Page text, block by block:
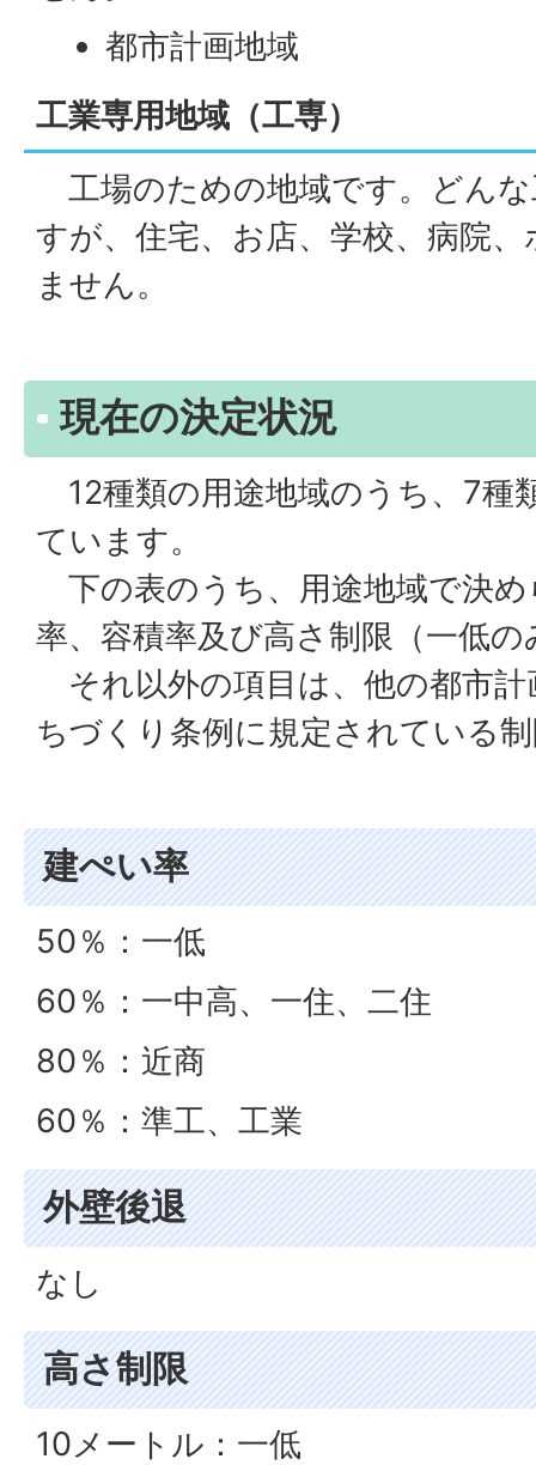
都市計画地域
工業専用地域（工専）
工場のための地域です。どん
すが、住宅、お店、学校、病院
ません。
現在の決定状況
12種類の用途地域のうち、7種
ています。
下の表のうち、用途地域で決
率、容積率及び高さ制限（一低
それ以外の項目は、他の都市計
ちづくり条例に規定されている
建ぺい率
50％：一低
60％：一中高、一住、二住
80％：近商
60％：準工、工業
外壁後退
なし
高さ制限
10メートル：一低